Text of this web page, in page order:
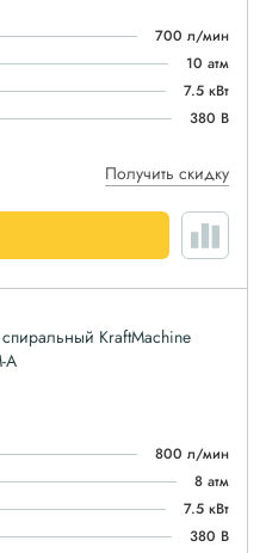
700 л/мин
10 атм
7.5 кВт
380 В
Получить скидку
KraftMachine
А
800 л/мин
8 атм
7.5 кВт
380 В